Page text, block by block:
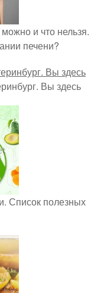
и что нельзя.
печени?
Вы здесь
Список полезных